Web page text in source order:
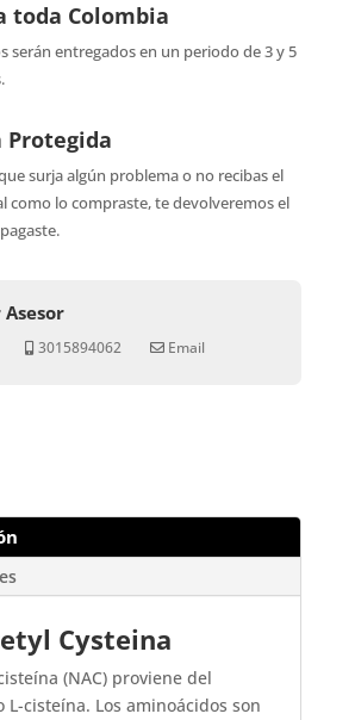
toda Colombia
serán entregados en un periodo de 3 y 5
Protegida
surja algún problema o no recibas el
como lo compraste, te devolveremos el
3015894062 Email
Cysteina
(NAC) proviene del
L-cisteína. Los aminoácidos son